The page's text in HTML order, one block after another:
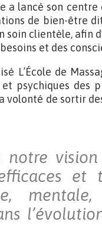
a lancé son
de bien-être
clientèle, afin
et des
L’École de
psychiques des
volonté de sortir
notre
et
mentale,